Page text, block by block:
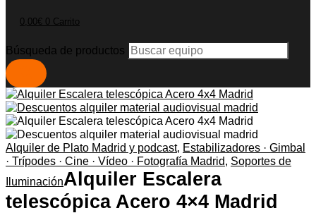
0,00€ 0 Carrito
Búsqueda de productos
Alquiler de Plato Madrid y podcast, Estabilizadores · Gimbal
· Trípodes · Cine · Vídeo · Fotografía Madrid Soportes de
IluminaciónAlquiler Escalera
telescópica Acero 4×4 Madrid